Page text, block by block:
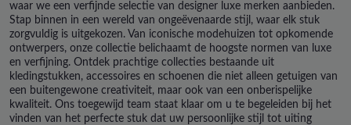
waar we een verfijnde selectie van designer luxe merken aanbieden.
Stap binnen in een wereld van ongeëvenaarde stijl, waar elk stuk
zorgvuldig is uitgekozen. Van iconische modehuizen tot opkomende
ontwerpers, onze collectie belichaamt de hoogste normen van luxe
en verfijning. Ontdek prachtige collecties bestaande uit
kledingstukken, accessoires en schoenen die niet alleen getuigen van
een buitengewone creativiteit, maar ook van een onberispelijke
kwaliteit. Ons toegewijd team staat klaar om u te begeleiden bij het
vinden van het perfecte stuk dat uw persoonlijke stijl tot uiting